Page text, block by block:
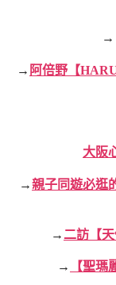
→
→ 阿倍野【
大阪
→親子同遊必逛
→ 二訪【
→ 【聖